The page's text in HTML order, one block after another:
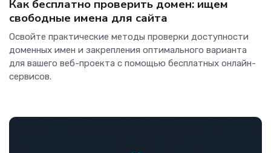
Как бесплатно проверить домен: ищем
свободные имена для сайта
Освойте практические методы проверки доступности
доменных имен и закрепления оптимального варианта
для вашего веб-проекта с помощью бесплатных онлайн-
сервисов.